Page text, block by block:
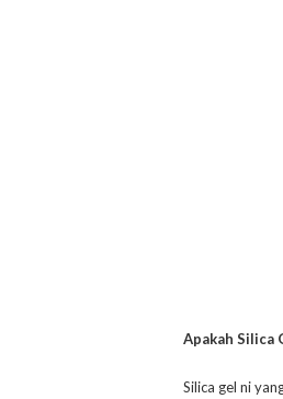
Apakah Silica
Silica gel ni